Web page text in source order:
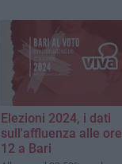
Elezioni 2024, i dati
sull'affluenza alle ore
12 a Bari